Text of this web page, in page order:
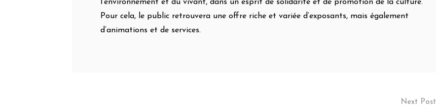
l’environnement et du vivant, dans un esprit de solidarité et de promotion de la culture.
Pour cela, le public retrouvera une offre riche et variée d’exposants, mais également
d’animations et de services.
Next Post